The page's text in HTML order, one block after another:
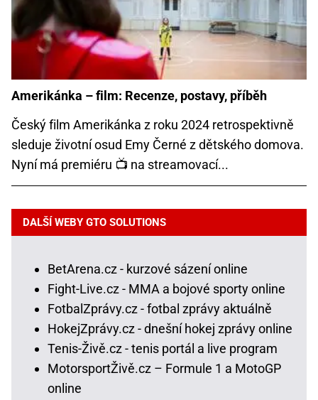
Amerikánka – film: Recenze, postavy, příběh
Český film Amerikánka z roku 2024 retrospektivně
sleduje životní osud Emy Černé z dětského domova.
Nyní má premiéru 📺 na streamovací...
DALŠÍ WEBY GTO SOLUTIONS
BetArena.cz - kurzové sázení online
Fight-Live.cz - MMA a bojové sporty online
FotbalZprávy.cz - fotbal zprávy aktuálně
HokejZprávy.cz - dnešní hokej zprávy online
Tenis-Živě.cz - tenis portál a live program
MotorsportŽivě.cz – Formule 1 a MotoGP
online